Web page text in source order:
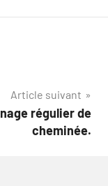
Article suivant
régulier de
cheminée.